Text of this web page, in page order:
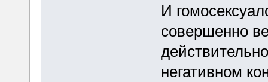
И
совершенно
негативном